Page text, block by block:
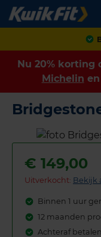
Nu 20% korting
Michelin en
€ 149,00
Uitverkocht: Bekijk
Binnen 1 uur
12 maanden
Achteraf